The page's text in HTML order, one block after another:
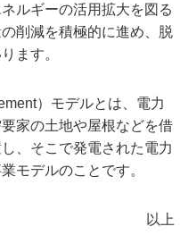
ルギーの活用拡大を図る
削減を積極的に進め、脱
ます。
）モデルとは、電力
家の土地や屋根などを借
、そこで発電された電力
モデルのことです。
以上